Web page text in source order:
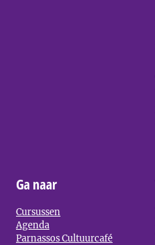
Ga naar
Cursussen
Agenda
Parnassos Cultuurcafé